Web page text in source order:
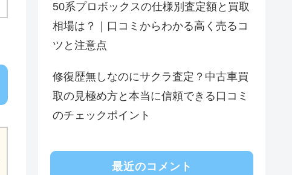
50系プロボックスの仕様別査定額と買取
相場は？｜口コミからわかる高く売るコ
ツと注意点
修復歴無しなのにサクラ査定？中古車買
取の見極め方と本当に信頼できる口コミ
のチェックポイント
最近のコメント